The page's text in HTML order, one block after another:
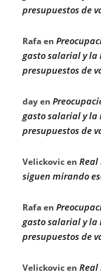
presupuestos de
Rafaen
gasto salarial y la
presupuestos de
dayen
gasto salarial y la
presupuestos de
Velickovicen Real
siguen mirando
Rafaen
gasto salarial y la
presupuestos de
Velickovicen Real